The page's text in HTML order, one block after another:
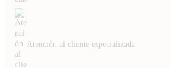
Atención al cliente especializada